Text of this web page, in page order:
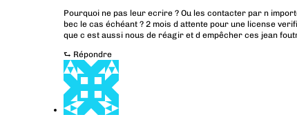
Pourquoi ne pas leur ecrire ? Ou les contacter par n
bec le cas échéant ? 2 mois d attente pour une license
que c est aussi nous de réagir et d empêcher ces jean
⮑ Répondre